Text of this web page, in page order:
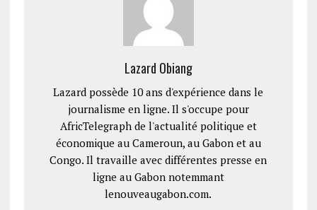
Lazard Obiang
Lazard possède 10 ans d'expérience dans le
journalisme en ligne. Il s'occupe pour
AfricTelegraph de l'actualité politique et
économique au Cameroun, au Gabon et au
Congo. Il travaille avec différentes presse en
ligne au Gabon notemmant
lenouveaugabon.com.